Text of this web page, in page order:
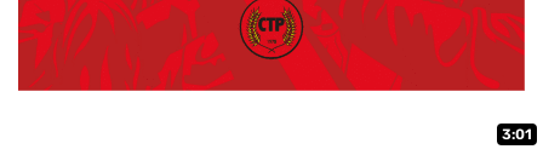
3:01